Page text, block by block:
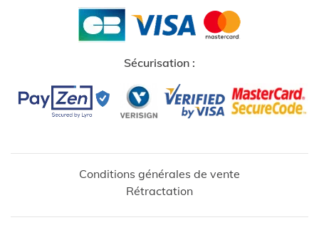
Sécurisation :
Conditions générales de vente
Rétractation